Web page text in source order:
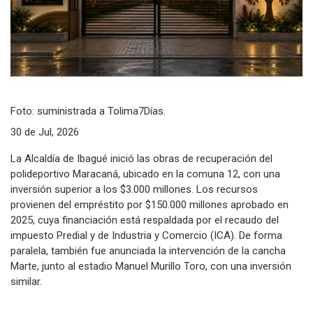
Foto: suministrada a Tolima7Días.
30 de Jul, 2026
La Alcaldía de Ibagué inició las obras de recuperación del
polideportivo Maracaná, ubicado en la comuna 12, con una
inversión superior a los $3.000 millones. Los recursos
provienen del empréstito por $150.000 millones aprobado en
2025, cuya financiación está respaldada por el recaudo del
impuesto Predial y de Industria y Comercio (ICA). De forma
paralela, también fue anunciada la intervención de la cancha
Marte, junto al estadio Manuel Murillo Toro, con una inversión
similar.